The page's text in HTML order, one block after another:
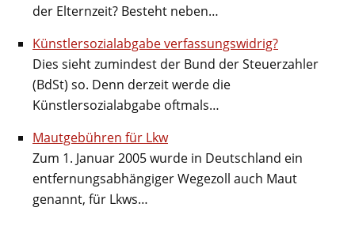
der Elternzeit? Besteht neben…
Künstlersozialabgabe verfassungswidrig?
Dies sieht zumindest der Bund der Steuerzahler
(BdSt) so. Denn derzeit werde die
Künstlersozialabgabe oftmals…
Mautgebühren für Lkw
Zum 1. Januar 2005 wurde in Deutschland ein
entfernungsabhängiger Wegezoll auch Maut
genannt, für Lkws…